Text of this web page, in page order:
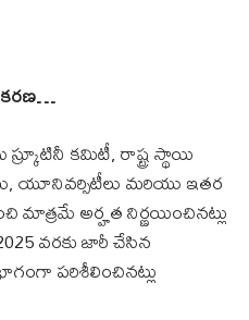
స్క్రూటినీ కమిటీ, రాష్ట్ర స్థాయి
యూనివర్సిటీలు మరియు ఇతర
మాత్రమే అర్హత నిర్ణయించినట్లు
వరకు జారీ చేసిన
పరిశీలించినట్లు